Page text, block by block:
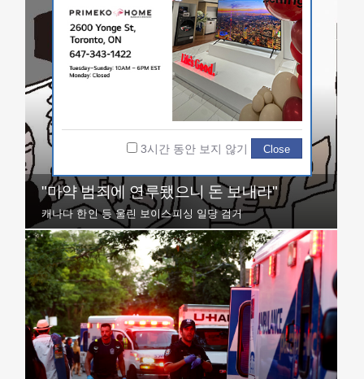
"마약 범죄에 연루됐으니 돈 보내라"
캐나다 한인 등 울린 보이스피싱 일당 검거
3시간 동안 보지 않기 Close